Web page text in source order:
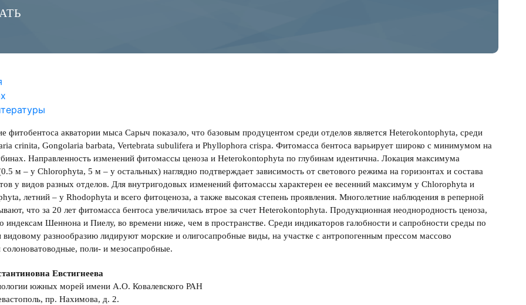
фитобентоса акватории мыса Сарыч показало, что базовым продуцентом среди отделов является Heterokontophyta, среди
crinita, Gongolaria barbata, Vertebrata subulifera и Phyllophora crispa. Фитомасса бентоса варьирует широко с минимумом на
Направленность изменений фитомассы ценоза и Heterokontophyta по глубинам идентична. Локация максимума
м – у Chlorophyta, 5 м – у остальных) наглядно подтверждает зависимость от светового режима на горизонтах и состава
у видов разных отделов. Для внутригодовых изменений фитомассы характерен ее весенний максимум у Chlorophyta и
летний – у Rhodophyta и всего фитоценоза, а также высокая степень проявления. Многолетние наблюдения в реперной
что за 20 лет фитомасса бентоса увеличилась втрое за счет Heterokontophyta. Продукционная неоднородность ценоза,
индексам Шеннона и Пиелу, во времени ниже, чем в пространстве. Среди индикаторов галобности и сапробности среды по
видовому разнообразию лидируют морские и олигосапробные виды, на участке с антропогенным прессом массово
солоноватоводные, поли- и мезосапробные.
Евстигнеева
южных морей имени А.О. Ковалевского РАН
пр. Нахимова, д. 2.